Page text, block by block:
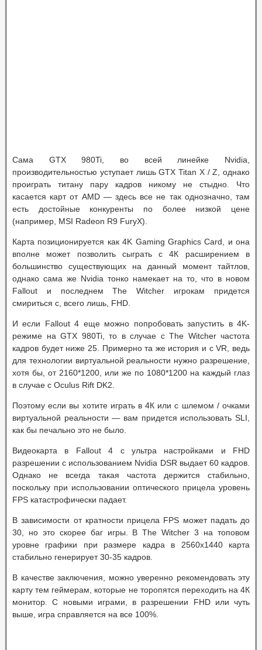
Сама GTX 980Ti, во всей линейке Nvidia,
производительностью уступает лишь GTX Titan X / Z, однако
проиграть титану пару кадров никому не стыдно. Что
касается карт от AMD — здесь все не так однозначно, там
есть достойные конкуренты по более низкой цене
(например, MSI Radeon R9 FuryX).
Карта позиционируется как 4K Gaming Graphics Card, и она
вполне может позволить сыграть с 4К расширением в
большинство существующих на данный момент тайтлов,
однако сама же Nvidia тонко намекает на то, что в новом
Fallout и последнем The Witcher игрокам придется
смириться с, всего лишь, FHD.
И если Fallout 4 еще можно попробовать запустить в 4K-
режиме на GTX 980Ti, то в случае с The Witcher частота
кадров будет ниже 25. Примерно та же история и с VR, ведь
для технологии виртуальной реальности нужно разрешение,
хотя бы, от 2160*1200, или же по 1080*1200 на каждый глаз
в случае с Oculus Rift DK2.
Поэтому если вы хотите играть в 4К или с шлемом / очками
виртуальной реальности — вам придется использовать SLI,
как бы печально это не было.
Видеокарта в Fallout 4 с ультра настройками и FHD
разрешении с использованием Nvidia DSR выдает 60 кадров.
Однако не всегда такая частота держится стабильно,
поскольку при использовании оптического прицела уровень
FPS катастрофически падает.
В зависимости от кратности прицела FPS может падать до
30, но это скорее баг игры. В The Witcher 3 на топовом
уровне графики при размере кадра в 2560х1440 карта
стабильно генерирует 30-35 кадров.
В качестве заключения, можно уверенно рекомендовать эту
карту тем геймерам, которые не торопятся переходить на 4К
монитор. С новыми играми, в разрешении FHD или чуть
выше, игра справляется на все 100%.